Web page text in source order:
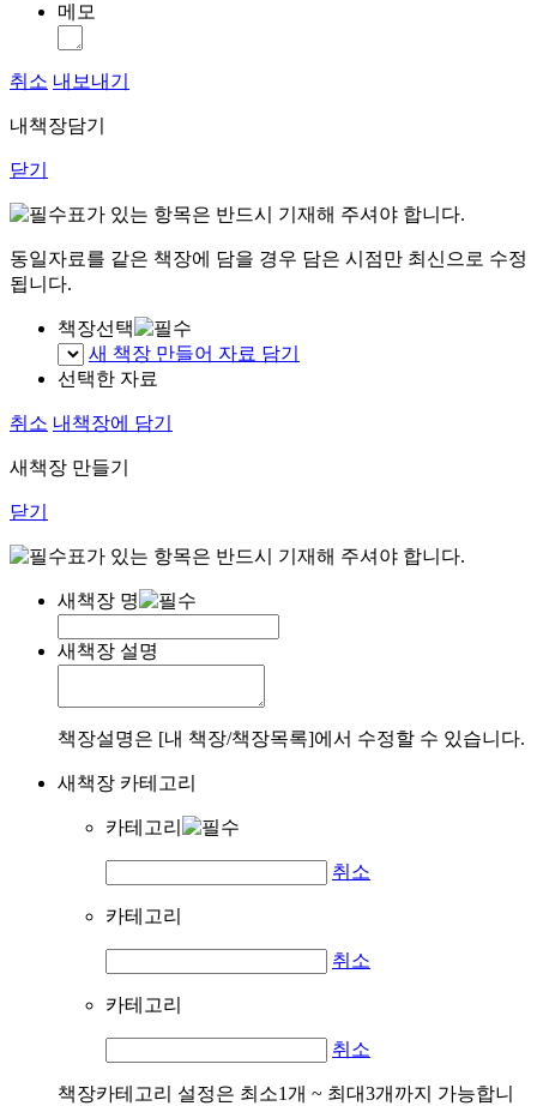
메모
취소 내보내기
내책장담기
닫기
표가 있는 항목은 반드시 기재해 주셔야 합니다.
동일자료를 같은 책장에 담을 경우 담은 시점만 최신으로 수정
됩니다.
책장선택
새 책장 만들어 자료 담기
선택한 자료
취소 내책장에 담기
새책장 만들기
닫기
표가 있는 항목은 반드시 기재해 주셔야 합니다.
새책장 명
새책장 설명
책장설명은 [내 책장/책장목록]에서 수정할 수 있습니다.
새책장 카테고리
카테고리
취소
카테고리
취소
카테고리
취소
책장카테고리 설정은 최소1개 ~ 최대3개까지 가능합니